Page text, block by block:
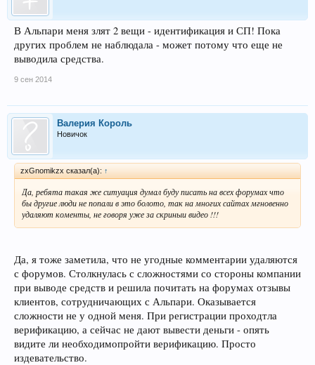
В Альпари меня злят 2 вещи - идентификация и СП! Пока
других проблем не наблюдала - может потому что еще не
выводила средства.
9 сен 2014
Валерия Король
Новичок
zxGnomikzx сказал(а): ↑
Да, ребята такая же ситуация думал буду писать на всех форумах что
бы другие люди не попали в это болото, так на многих сайтах мгновенно
удаляют коменты, не говоря уже за скриныи видео !!!
Да, я тоже заметила, что не угодные комментарии удаляются
с форумов. Столкнулась с сложностями со стороны компании
при выводе средств и решила почитать на форумах отзывы
клиентов, сотрудничающих с Альпари. Оказывается
сложности не у одной меня. При регистрации проходтла
верификацию, а сейчас не дают вывести деньги - опять
видите ли необходимопройти верификацию. Просто
издевательство.